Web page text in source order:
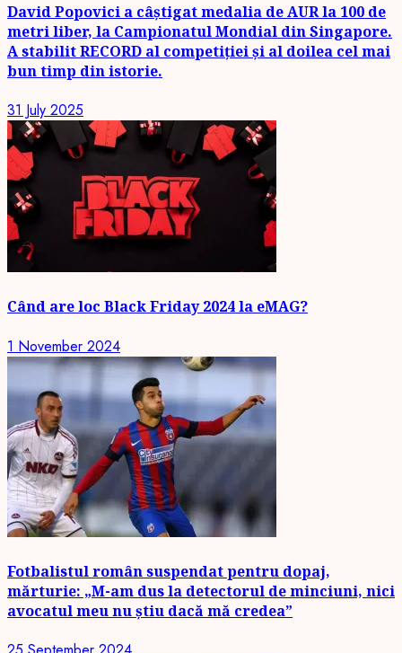
David Popovici a câștigat medalia de AUR la 100 de
metri liber, la Campionatul Mondial din Singapore.
A stabilit RECORD al competiției și al doilea cel mai
bun timp din istorie.
31 July 2025
Când are loc Black Friday 2024 la eMAG?
1 November 2024
Fotbalistul român suspendat pentru dopaj,
mărturie: „M-am dus la detectorul de minciuni, nici
avocatul meu nu știu dacă mă credea”